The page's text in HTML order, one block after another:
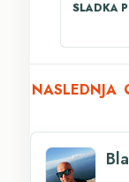
SLADKA